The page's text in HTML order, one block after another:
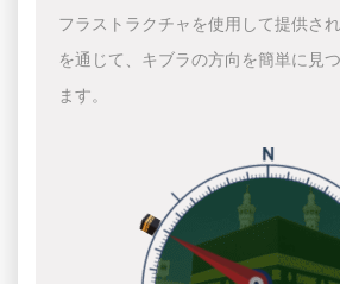
フラストラクチャを使用して提供さ
を通じて、キブラの方向を簡単に見
ます。